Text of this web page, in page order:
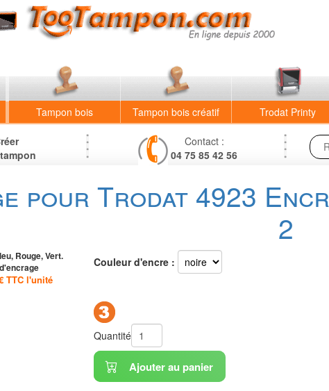
Tampon bois Tampon bois créatif Trodat Printy
Contact :
04 75 85 42 56
pour Trodat 4923
2
Rouge, Vert.
TTC l'unité
Couleur d'encre :
Quantité
Ajouter au panier